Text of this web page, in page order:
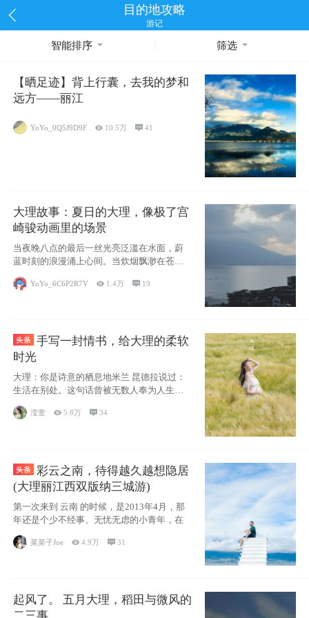
目的地攻略
游记
智能排序 筛选
【晒足迹】背上行囊，去我的梦和
远方——丽江
YoYo_0Q5J9D9F  10.5万 41
大理故事：夏日的大理，像极了宫
崎骏动画里的场景
当夜晚八点的最后一丝光亮泛滥在水面，蔚
蓝时刻的浪漫涌上心间。当炊烟飘渺在苍山
YoYo_6C6P2R7V  1.4万  19
手写一封情书，给大理的柔软
时光
大理：你是诗意的栖息地米兰 昆德拉说过：
生活在别处。这句话曾被无数人奉为人生信
条，并
滢萱 5.8万 34
彩云之南，待得越久越想隐居
(大理丽江西双版纳三城游)
第一次来到 云南 的时候，是2013年4月，那
年还是个少不经事、无忧无虑的小青年，在
菜菜子Joe 4.9万  31
起风了。 五月大理，稻田与微风的